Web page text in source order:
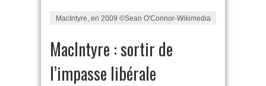
MacIntyre, en 2009 ©Sean O'Connor-Wikimedia
MacIntyre : sortir de
l’impasse libérale